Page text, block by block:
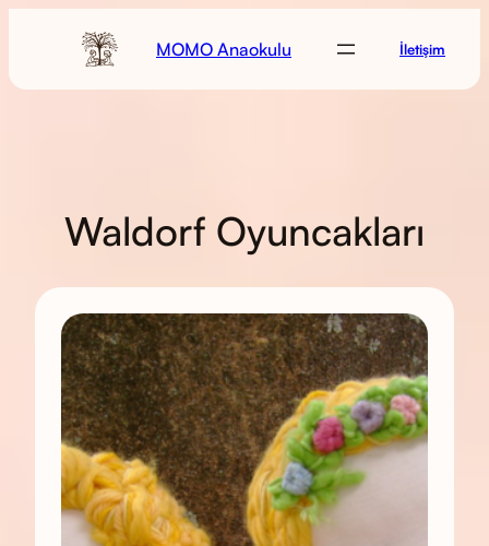
MOMO Anaokulu İletişim
Waldorf Oyuncakları